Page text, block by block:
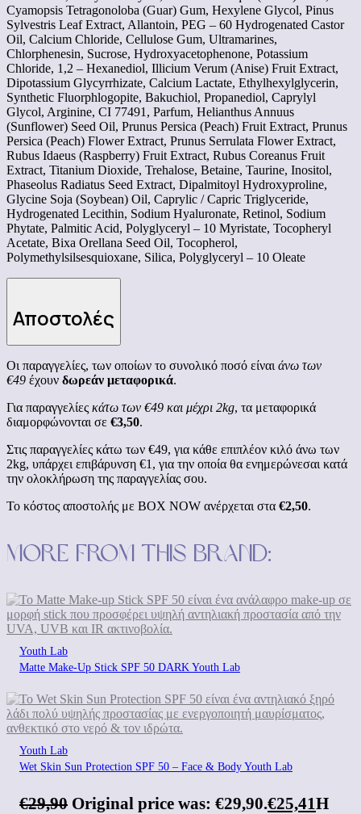
Cyamopsis Tetragonoloba (Guar) Gum, Hexylene Glycol, Pinus
Sylvestris Leaf Extract, Allantoin, PEG – 60 Hydrogenated Castor
Oil, Calcium Chloride, Cellulose Gum, Ultramarines,
Chlorphenesin, Sucrose, Hydroxyacetophenone, Potassium
Chloride, 1,2 – Hexanediol, Illicium Verum (Anise) Fruit Extract,
Dipotassium Glycyrrhizate, Calcium Lactate, Ethylhexylglycerin,
Synthetic Fluorphlogopite, Bakuchiol, Propanediol, Caprylyl
Glycol, Arginine, CI 77491, Parfum, Helianthus Annuus
(Sunflower) Seed Oil, Prunus Persica (Peach) Fruit Extract, Prunus
Persica (Peach) Flower Extract, Prunus Serrulata Flower Extract,
Rubus Idaeus (Raspberry) Fruit Extract, Rubus Coreanus Fruit
Extract, Titanium Dioxide, Trehalose, Betaine, Taurine, Inositol,
Phaseolus Radiatus Seed Extract, Dipalmitoyl Hydroxyproline,
Glycine Soja (Soybean) Oil, Caprylic / Capric Triglyceride,
Hydrogenated Lecithin, Sodium Hyaluronate, Retinol, Sodium
Phytate, Palmitic Acid, Polyglyceryl – 10 Myristate, Tocopheryl
Acetate, Bixa Orellana Seed Oil, Tocopherol,
Polymethylsilsesquioxane, Silica, Polyglyceryl – 10 Oleate
Αποστολές
Οι παραγγελίες, των οποίων το συνολικό ποσό είναιάνω των
€49 έχουν δωρεάν μεταφορικά.
Για παραγγελίες κάτω των €49 και μέχρι 2kg, τα μεταφορικά
διαμορφώνονται σε €3,50.
Στις παραγγελίες κάτω των €49, για κάθε επιπλέον κιλό άνω των
2kg, υπάρχει επιβάρυνση €1, για την οποία θα ενημερώνεσαι κατά
την ολοκλήρωση της παραγγελίας σου.
Το κόστος αποστολής με BOX NOW ανέρχεται στα €2,50.
More from this brand:
Youth Lab
Matte Make-Up Stick SPF 50 DARK Youth Lab
Youth Lab
Wet Skin Sun Protection SPF 50 – Face & Body Youth Lab
€29,90 Original price was: €29,90.€25,41Η